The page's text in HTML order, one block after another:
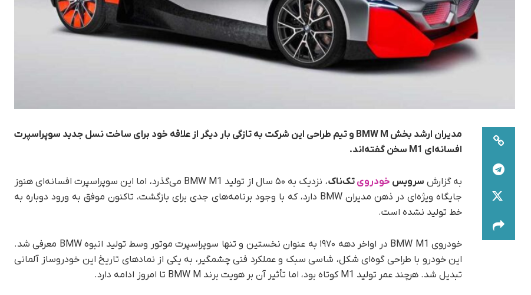
مدیران ارشد بخش BMW M و تیم طراحی این شرکت به‌ تازگی بار دیگر از علاقه خود برای ساخت نسل جدید سوپراسپرت
افسانه‌ای M1 سخن گفته‌اند.
به گزارش سرویس خودرویتک‌ناک
، نزدیک به ۵۰ سال از تولید BMW M1 می‌گذرد، اما این سوپراسپرت افسانه‌ای هنوز
جایگاه ویژه‌ای در ذهن مدیران BMW دارد، که با وجود برنامه‌های جدی برای بازگشت، تاکنون موفق به ورود دوباره به
خط تولید نشده است.
خودروی BMW M1 در اواخر دهه ۱۹۷۰ به‌ عنوان نخستین و تنها سوپراسپرت موتور وسط تولید انبوه BMW معرفی شد.
این خودرو با طراحی گوه‌ای شکل، شاسی سبک و عملکرد فنی چشمگیر، به یکی از نمادهای تاریخ این خودروساز آلمانی
تبدیل شد. هرچند عمر تولید M1 کوتاه بود، اما تأثیر آن بر هویت برند BMW M تا امروز ادامه دارد.